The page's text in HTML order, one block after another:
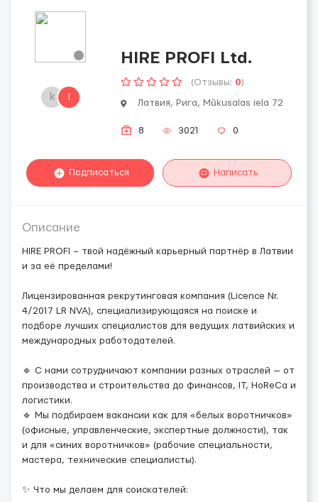
k 1
HIRE PROFI Ltd.
(Отзывы: 0)
Латвия, Рига, Mūkusalas iela 72
8 3021 0
Подписаться Написать
Описание
HIRE PROFI – твой надёжный карьерный партнёр в Латвии
и за её пределами!
Лицензированная рекрутинговая компания (Licence Nr.
4/2017 LR NVA), специализирующаяся на поиске и
подборе лучших специалистов для ведущих латвийских и
международных работодателей.
🔹 С нами сотрудничают компании разных отраслей — от
производства и строительства до финансов, IT, HoReCa и
логистики.
🔹 Мы подбираем вакансии как для «белых воротничков»
(офисные, управленческие, экспертные должности), так
и для «синих воротничков» (рабочие специальности,
мастера, технические специалисты).
✨ Что мы делаем для соискателей: